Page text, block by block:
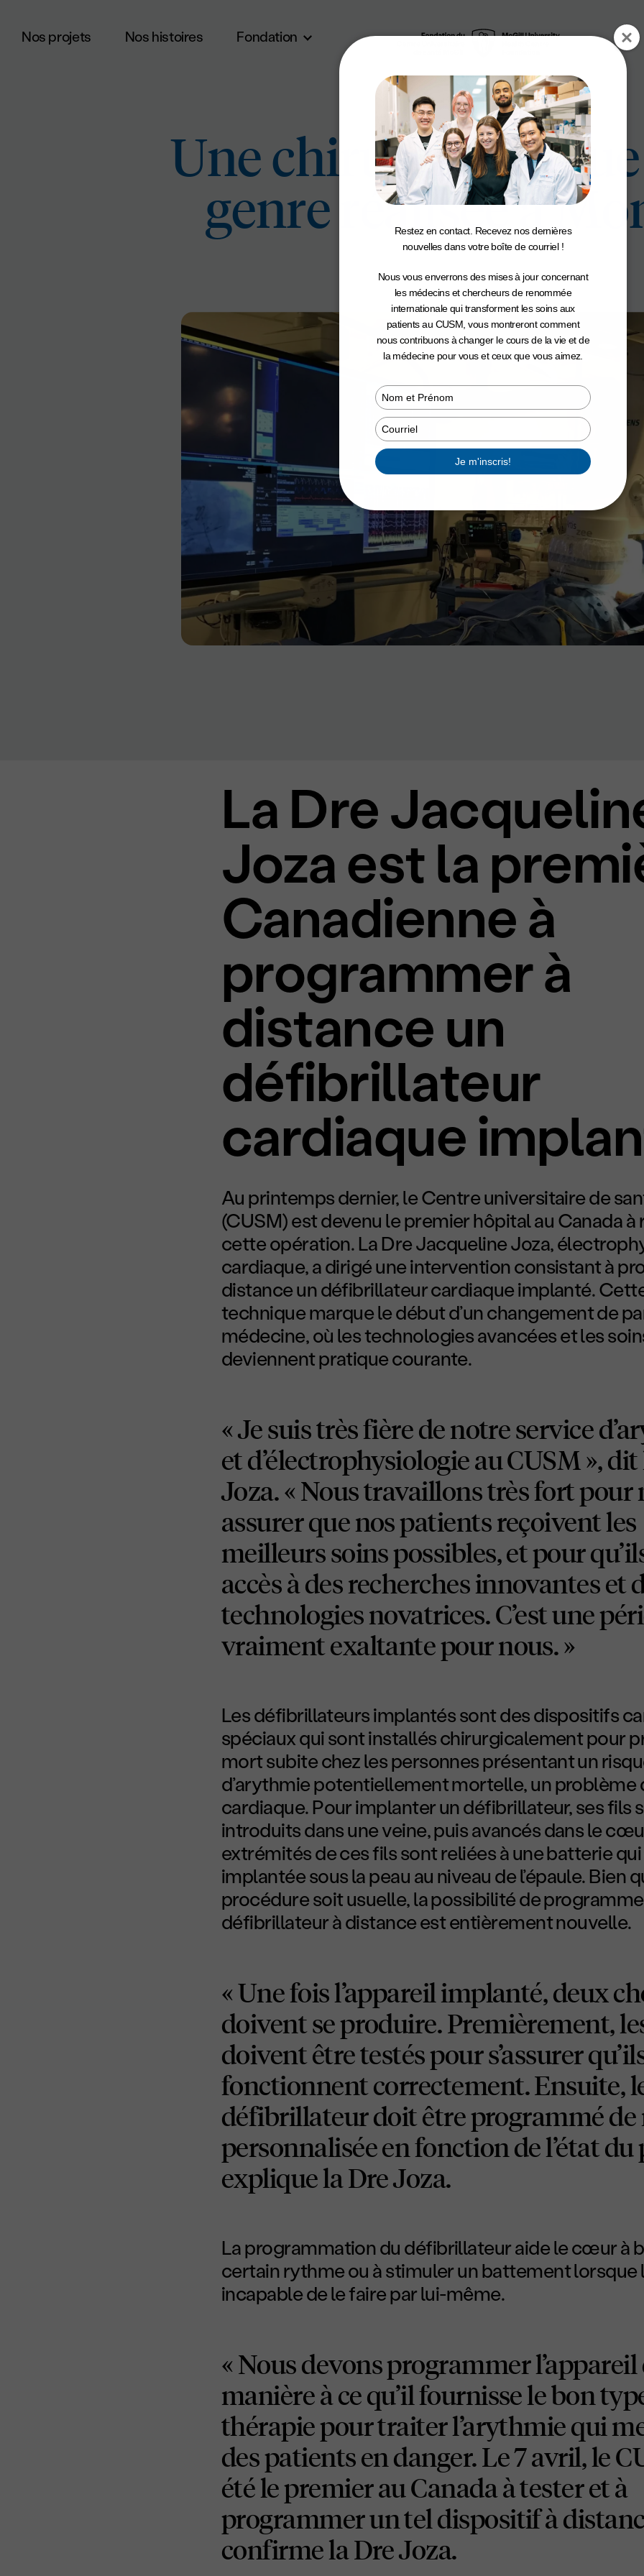
Aller au contenu principal
Nos projets Nos histoires Fondation
Une chirurgie
genre réalisée à
La Dre
Joza est la
Canadienne à
programmer à
distance un
défibrillateur
cardiaque
Au printemps dernier, le Centre universitaire de
(CUSM) est devenu le premier hôpital au Canada à
cette opération. La DreJacqueline Joza,
cardiaque, a dirigé une intervention consistant à
distance un défibrillateur cardiaque implanté.
technique marque le début d’un changement de
médecine, où les technologies avancées et les
deviennent pratique courante.
« Je suis très fière de notre service
et d’électrophysiologie au CUSM », dit
Joza. « Nous travaillons très fort pour
assurer que nos patients reçoivent les
meilleurs soins possibles, et pour
accès à des recherches innovantes et
technologies novatrices. C’est une
vraiment exaltante pour nous. »
Les défibrillateurs implantés sont des dispositifs
spéciaux qui sont installés chirurgicalement pour
mort subite chez les personnes présentant un
d’arythmie potentiellement mortelle, un problème
cardiaque. Pour implanter un défibrillateur, ses fils
introduits dans une veine, puis avancés dans le
extrémités de ces fils sont reliées à une batterie
implantée sous la peau au niveau de l’épaule. Bien
procédure soit usuelle, la possibilité de
défibrillateur à distance est entièrement nouvelle.
« Une fois l’appareil implanté, deux
doivent se produire. Premièrement,
doivent être testés pour s’assurer
fonctionnent correctement. Ensuite,
défibrillateur doit être programmé de
personnalisée en fonction de l’état du
explique la DreJoza.
La programmation du défibrillateur aide le cœur à
certain rythme ou à stimuler un battement
incapable de le faire par lui-même.
« Nous devons programmer l’appareil
manière à ce qu’il fournisse le bon
thérapie pour traiter l’arythmie qui
des patients en danger. Le 7 avril, le
été le premier au Canada à tester et à
programmer un tel dispositif à
confirme la DreJoza.
Restez en contact. Recevez nos dernières
nouvelles dans votre boîte de courriel !
Nous vous enverrons des mises à jour concernant
les médecins et chercheurs de renommée
internationale qui transforment les soins aux
patients au CUSM, vous montreront comment
nous contribuons à changer le cours de la vie et de
la médecine pour vous et ceux que vous aimez.
your
your
email
Je m'inscris!